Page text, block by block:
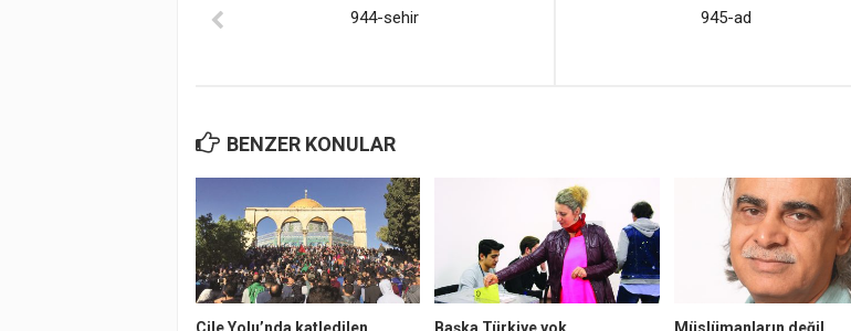
945-ad
944-sehir
BENZER KONULAR